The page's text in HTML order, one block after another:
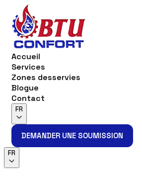
Accueil
Services
Zones desservies
Blogue
Contact
FR
DEMANDER UNE SOUMISSION
FR